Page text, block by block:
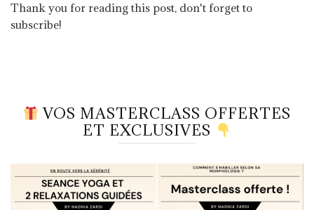
Thank you for reading this post, don't forget to
subscribe!
VOS MASTERCLASS OFFERTES
ET EXCLUSIVES